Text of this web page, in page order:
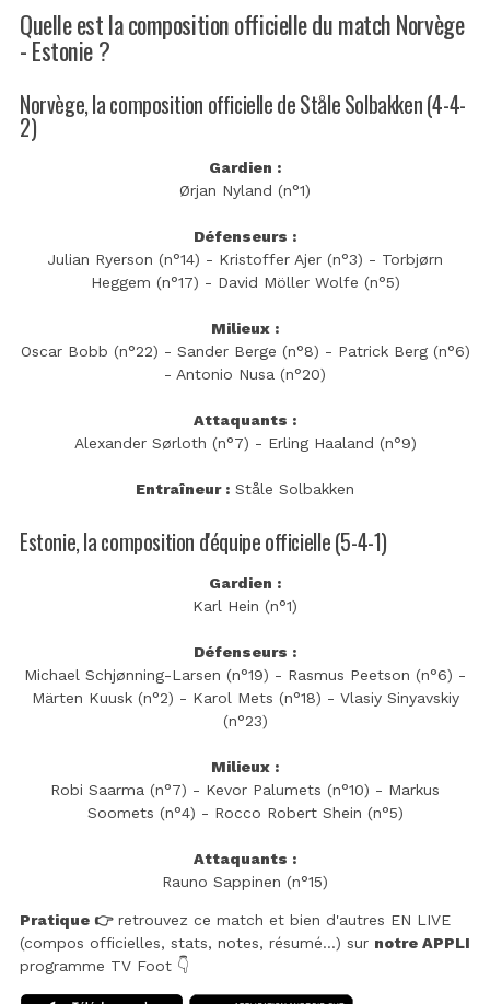
Quelle est la composition officielle du match Norvège
- Estonie ?
Norvège, la composition officielle de Ståle Solbakken (4-4-
2)
Gardien :
Ørjan Nyland (n°1)
Défenseurs :
Julian Ryerson (n°14) - Kristoffer Ajer (n°3) - Torbjørn
Heggem (n°17) - David Möller Wolfe (n°5)
Milieux :
Oscar Bobb (n°22) - Sander Berge (n°8) - Patrick Berg (n°6)
- Antonio Nusa (n°20)
Attaquants :
Alexander Sørloth (n°7) - Erling Haaland (n°9)
Entraîneur : Ståle Solbakken
Estonie, la composition d'équipe officielle (5-4-1)
Gardien :
Karl Hein (n°1)
Défenseurs :
Michael Schjønning-Larsen (n°19) - Rasmus Peetson (n°6) -
Märten Kuusk (n°2) - Karol Mets (n°18) - Vlasiy Sinyavskiy
(n°23)
Milieux :
Robi Saarma (n°7) - Kevor Palumets (n°10) - Markus
Soomets (n°4) - Rocco Robert Shein (n°5)
Attaquants :
Rauno Sappinen (n°15)
Pratique 👉retrouvez ce match et bien d'autres EN LIVE
(compos officielles, stats, notes, résumé...) sur notre APPLI
programme TV Foot 👇